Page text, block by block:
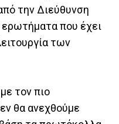
την Διεύθυνση
που έχει
των
τον πιο
θα ανεχθούμε